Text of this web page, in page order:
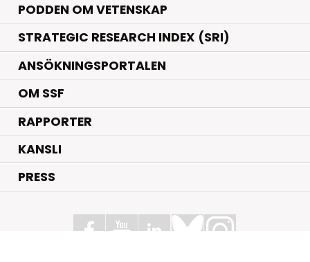
PODDEN OM VETENSKAP
STRATEGIC RESEARCH INDEX (SRI)
ANSÖKNINGSPORTALEN
OM SSF
RAPPORTER
KANSLI
PRESS